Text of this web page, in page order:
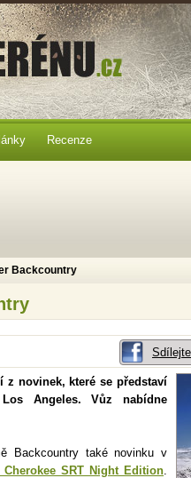
z novinek, které se představí
Angeles. Vůz nabídne
Backcountry také novinku v
Cherokee SRT Night Edition.
Recenze
Backcountry